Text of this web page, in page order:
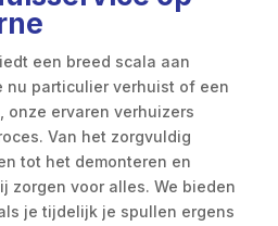
een breed scala aan
nu particulier verhuist of een
ervaren verhuizers
Van het zorgvuldig
tot het demonteren en
zorgen voor alles. We bieden
je tijdelijk je spullen ergens